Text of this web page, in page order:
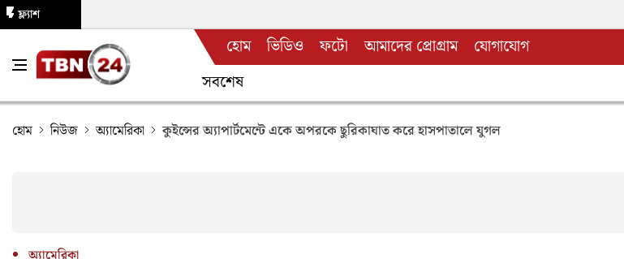
ফ্ল্যাশ
হোম ভিডিও ফটো আমাদের প্রোগ্রাম যোগাযোগ
সবশেষ
হোম নিউজ অ্যামেরিকা কুইন্সের অ্যাপার্টমেন্টে একে অপরকে ছুরিকাঘাত করে হাসপাতালে যুগল